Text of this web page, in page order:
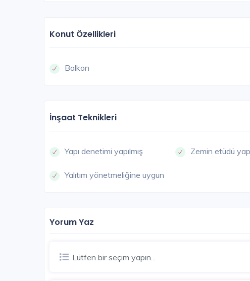
Konut Özellikleri
Balkon
İnşaat Teknikleri
Yapı denetimi yapılmış Zemin etüdü
Yalıtım yönetmeliğine uygun
Yorum Yaz
Lütfen bir seçim yapın...
Modda Bulvar
İzmir / Bornova